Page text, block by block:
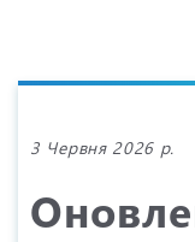
3 Червня 2026 р.